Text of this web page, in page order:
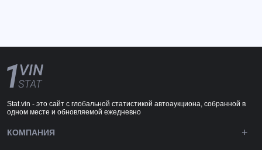
Stat.vin - это сайт с глобальной статистикой автоаукциона, собранной в
одном месте и обновляемой ежедневно
КОМПАНИЯ